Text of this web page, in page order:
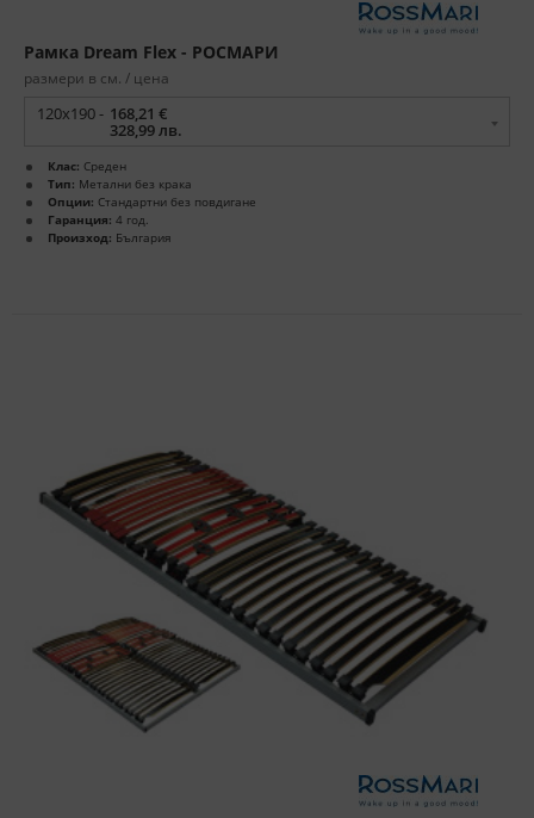
Рамка Dream Flex - РОСМАРИ
размери в см. / цена
120x190 - 168,21 €
328,99 лв.
Клас: Среден
Тип: Метални без крака
Опции: Стандартни без повдигане
Гаранция: 4 год.
Произход: България